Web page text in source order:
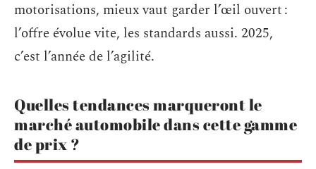
motorisations, mieux vaut garder l’œil ouvert :
l’offre évolue vite, les standards aussi. 2025,
c’est l’année de l’agilité.
Quelles tendances marqueront le
marché automobile dans cette gamme
de prix ?